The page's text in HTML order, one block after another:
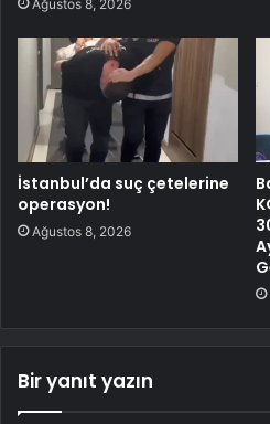
Ağustos 8, 2026
İstanbul’da suç çetelerine
operasyon!
Ağustos 8, 2026
Bir yanıt yazın